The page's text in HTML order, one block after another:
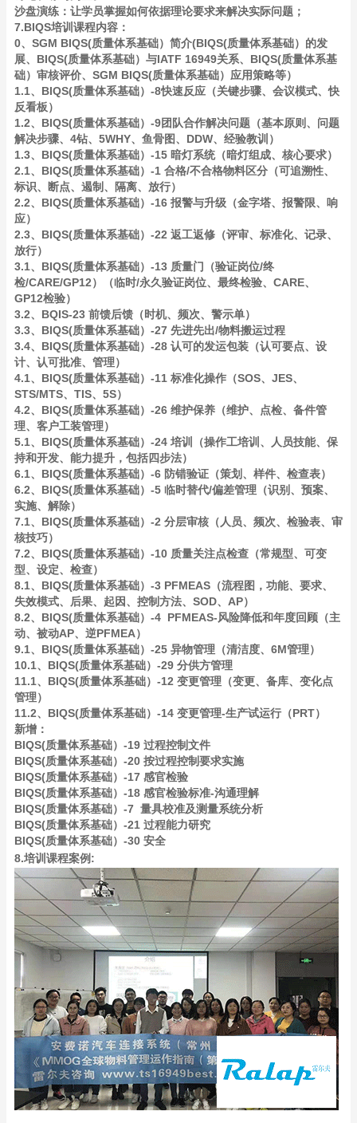
沙盘演练：让学员掌握如何依据理论要求来解决实际问题；
7.BIQS培训课程内容：
0、SGM BIQS(质量体系基础）简介(BIQS(质量体系基础）的发
展、BIQS(质量体系基础）与IATF 16949关系、BIQS(质量体系基
础）审核评价、SGM BIQS(质量体系基础）应用策略等）
1.1、BIQS(质量体系基础）-8快速反应（关键步骤、会议模式、快
反看板）
1.2、BIQS(质量体系基础）-9团队合作解决问题（基本原则、问题
解决步骤、4钻、5WHY、鱼骨图、DDW、经验教训）
1.3、BIQS(质量体系基础）-15 暗灯系统（暗灯组成、核心要求）
2.1、BIQS(质量体系基础）-1 合格/不合格物料区分（可追溯性、
标识、断点、遏制、隔离、放行）
2.2、BIQS(质量体系基础）-16 报警与升级（金字塔、报警限、响
应）
2.3、BIQS(质量体系基础）-22 返工返修（评审、标准化、记录、
放行）
3.1、BIQS(质量体系基础）-13 质量门（验证岗位/终
检/CARE/GP12）（临时/永久验证岗位、最终检验、CARE、
GP12检验）
3.2、BQIS-23 前馈后馈（时机、频次、警示单）
3.3、BIQS(质量体系基础）-27 先进先出/物料搬运过程
3.4、BIQS(质量体系基础）-28 认可的发运包装（认可要点、设
计、认可批准、管理）
4.1、BIQS(质量体系基础）-11 标准化操作（SOS、JES、
STS/MTS、TIS、5S）
4.2、BIQS(质量体系基础）-26 维护保养（维护、点检、备件管
理、客户工装管理）
5.1、BIQS(质量体系基础）-24 培训（操作工培训、人员技能、保
持和开发、能力提升，包括四步法）
6.1、BIQS(质量体系基础）-6 防错验证（策划、样件、检查表）
6.2、BIQS(质量体系基础）-5 临时替代/偏差管理（识别、预案、
实施、解除）
7.1、BIQS(质量体系基础）-2 分层审核（人员、频次、检验表、审
核技巧）
7.2、BIQS(质量体系基础）-10 质量关注点检查（常规型、可变
型、设定、检查）
8.1、BIQS(质量体系基础）-3 PFMEAS（流程图，功能、要求、
失效模式、后果、起因、控制方法、SOD、AP）
8.2、BIQS(质量体系基础）-4 PFMEAS-风险降低和年度回顾（主
动、被动AP、逆PFMEA）
9.1、BIQS(质量体系基础）-25 异物管理（清洁度、6M管理）
10.1、BIQS(质量体系基础）-29 分供方管理
11.1、BIQS(质量体系基础）-12 变更管理（变更、备库、变化点
管理）
11.2、BIQS(质量体系基础）-14 变更管理-生产试运行（PRT）
新增：
BIQS(质量体系基础）-19 过程控制文件
BIQS(质量体系基础）-20 按过程控制要求实施
BIQS(质量体系基础）-17 感官检验
BIQS(质量体系基础）-18 感官检验标准-沟通理解
BIQS(质量体系基础）-7 量具校准及测量系统分析
BIQS(质量体系基础）-21 过程能力研究
BIQS(质量体系基础）-30 安全
8.培训课程案例: